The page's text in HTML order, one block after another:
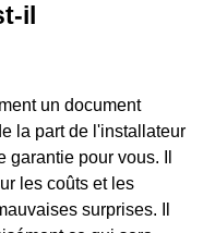
il
un document
la part de l'installateur
pour vous. Il
les coûts et les
surprises. Il